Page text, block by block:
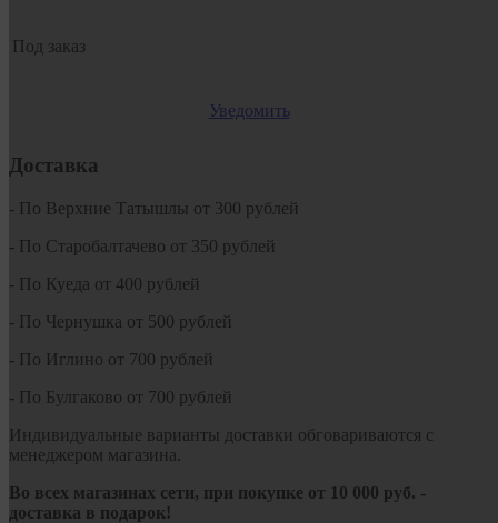
Под заказ
Уведомить
Доставка
- По Верхние Татышлы от 300 рублей
- По Старобалтачево от 350 рублей
- По Куеда от 400 рублей
- По Чернушка от 500 рублей
- По Иглино от 700 рублей
- По Булгаково от 700 рублей
Индивидуальные варианты доставки обговариваются с
менеджером магазина.
Во всех магазинах сети, при покупке от 10 000 руб. -
доставка в подарок!